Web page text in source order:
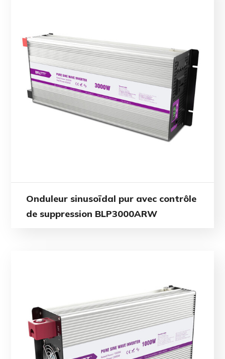
Onduleur sinusoïdal pur avec contrôle
de suppression BLP3000ARW